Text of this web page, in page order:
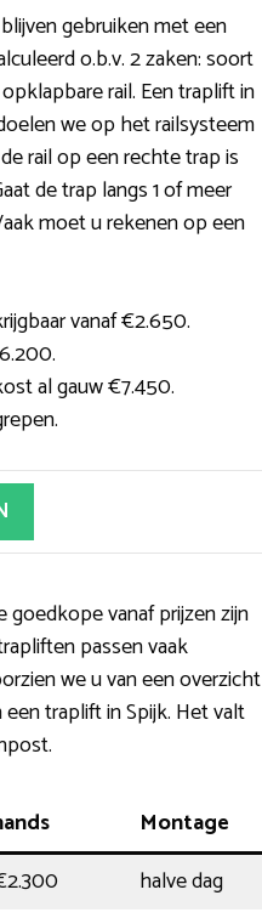
gebruiken met een
o.b.v. 2 zaken: soort
rail. Een traplift in
we op het railsysteem
rail op een rechte trap is
de trap langs 1 of meer
moet u rekenen op een
vanaf €2.650.
al gauw €7.450.
vanaf prijzen zijn
passen vaak
we u van een overzicht
traplift in Spijk. Het valt
Montage
halve dag